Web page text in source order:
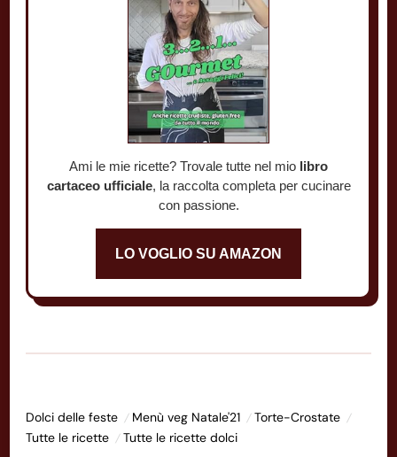
Ami le mie ricette? Trovale tutte nel mio libro
cartaceo ufficiale, la raccolta completa per cucinare
con passione.
LO VOGLIO SU AMAZON
Dolci delle feste Menù veg Natale'21
Torte-Crostate
Tutte le ricette
Tutte le ricette dolci